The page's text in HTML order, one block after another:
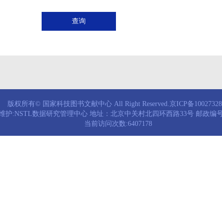
查询
版权所有© 国家科技图书文献中心 All Right Reserved.京ICP备
护:NSTL数据研究管理中心 地址：北京中关村北四环西路33号 邮政编
当前访问次数:6407178